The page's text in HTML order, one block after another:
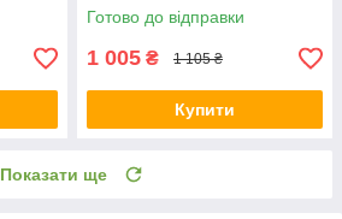
Готово до відправки
1 005 ₴ 1 105 ₴
Купити
Показати ще